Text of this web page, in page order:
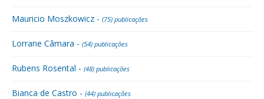
Mauricio Moszkowicz - (75) publicações
Lorrane Câmara - (54) publicações
Rubens Rosental - (48) publicações
Bianca de Castro - (44) publicações